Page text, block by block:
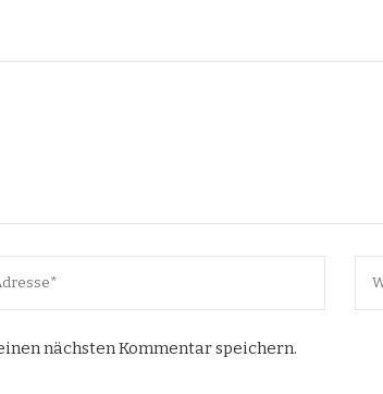
nächsten Kommentar speichern.